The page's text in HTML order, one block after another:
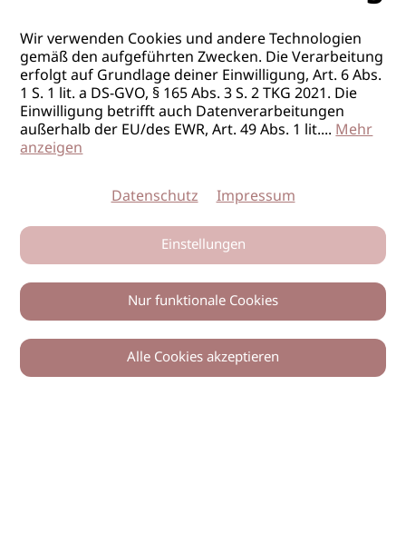
0
Wir verwenden Cookies und andere Technologien
gemäß den aufgeführten Zwecken. Die Verarbeitung
erfolgt auf Grundlage deiner Einwilligung, Art. 6 Abs.
1 S. 1 lit. a DS-GVO, § 165 Abs. 3 S. 2 TKG 2021. Die
Einwilligung betrifft auch Datenverarbeitungen
außerhalb der EU/des EWR, Art. 49 Abs. 1 lit....Mehr
anzeigen
Datenschutz Impressum
Einstellungen
Nur funktionale Cookies
Alle Cookies akzeptieren